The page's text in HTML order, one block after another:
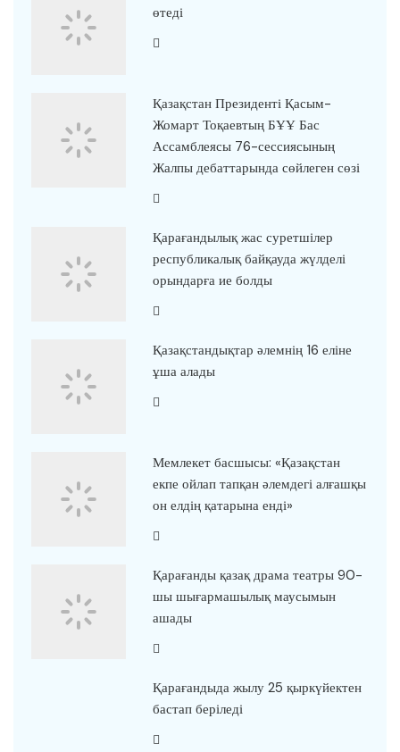
өтеді
Қазақстан Президенті Қасым-
Жомарт Тоқаевтың БҰҰ Бас
Ассамблеясы 76-сессиясының
Жалпы дебаттарында сөйлеген сөзі
Қарағандылық жас суретшілер
республикалық байқауда жүлделі
орындарға ие болды
Қазақстандықтар әлемнің 16 еліне
ұша алады
Мемлекет басшысы: «Қазақстан
екпе ойлап тапқан әлемдегі алғашқы
он елдің қатарына енді»
Қарағанды қазақ драма театры 90-
шы шығармашылық маусымын
ашады
Қарағандыда жылу 25 қыркүйектен
бастап беріледі